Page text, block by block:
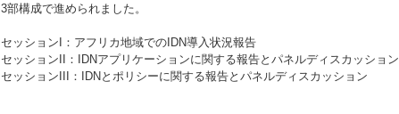
3部構成で進められました。
セッションI：アフリカ地域でのIDN導入状況報告
セッションII：IDNアプリケーションに関する報告とパネルディスカッション
セッションIII：IDNとポリシーに関する報告とパネルディスカッション